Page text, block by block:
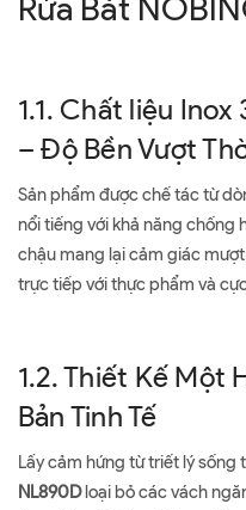
Rửa Bát
1.1. Chất liệu
– Độ Bền Vượt
Sản phẩm được chế tác từ
nổi tiếng với khả năng chống
chậu mang lại cảm giác
trực tiếp với thực phẩm và
1.2. Thiết Kế Một
Bản Tinh Tế
Lấy cảm hứng từ triết lý sống
NL890Dloại bỏ các vách